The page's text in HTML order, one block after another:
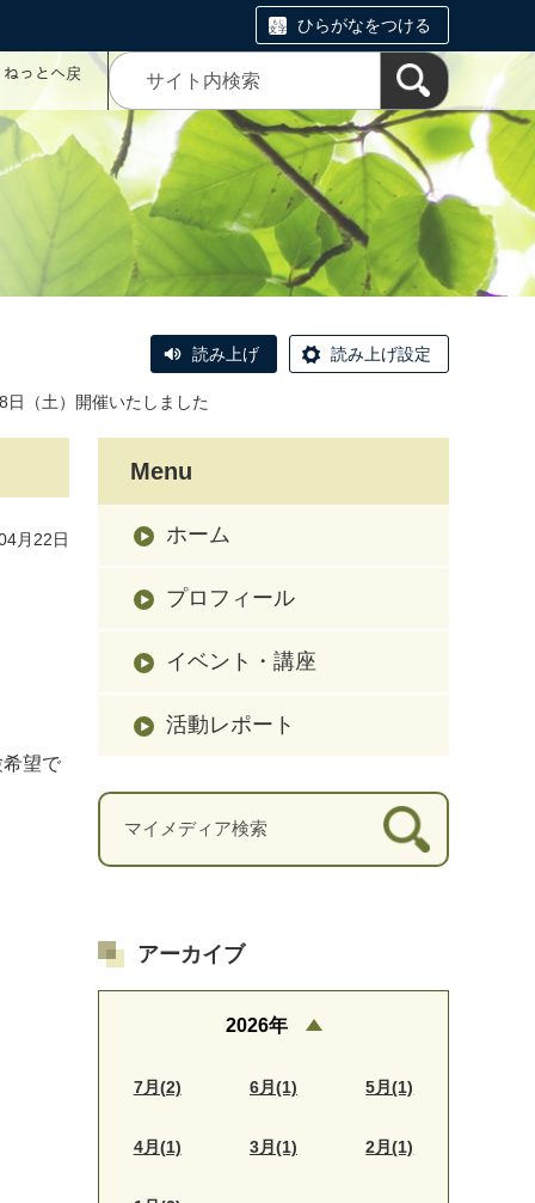
ひらがなをつける
っとへ戻
読み上げ 読み上げ設定
（土）開催いたしました
月22日
望で
Menu
ホーム
プロフィール
イベント・講座
活動レポート
アーカイブ
2026年
7月(2) 6月(1) 5月(1)
4月(1) 3月(1) 2月(1)